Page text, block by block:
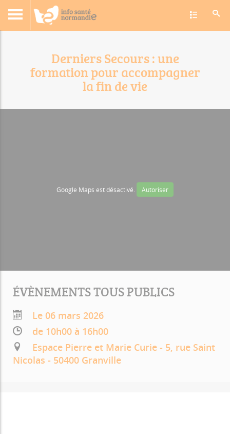
Toggle
Accueil Actualités Évènements régionaux Évènements tous
Derniers Secours : une
formation pour accompagner
la fin de vie
Google Maps est désactivé. Autoriser
ÉVÈNEMENTS TOUS PUBLICS
Le 06 mars 2026
de 10h00 à 16h00
Espace Pierre et Marie Curie - 5, rue Saint
Nicolas - 50400 Granville